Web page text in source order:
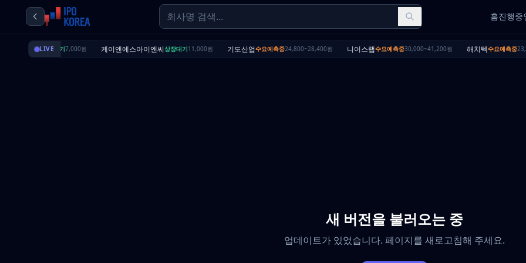
홈진행중
LIVE
딜리셔스상장대기7,000원 케이앤에스아이앤씨상장대기11,000원 기도산업수요예측중24,800~28,400원 니어스랩수요예측중30,000~41,200원 해치텍수요예측중
새 버전을 불러오는 중
업데이트가 있었습니다. 페이지를 새로고침해 주세요.